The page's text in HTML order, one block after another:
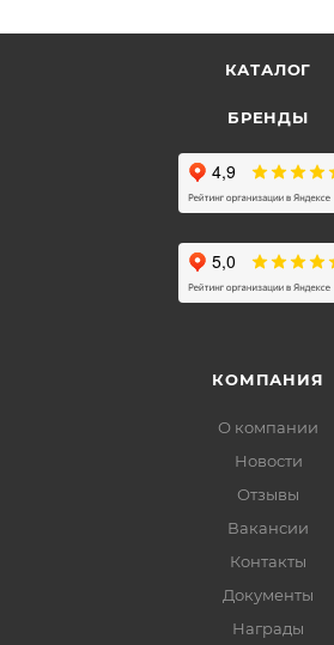
КАТАЛОГ
БРЕНДЫ
КОМПАНИЯ
О компании
Новости
Отзывы
Вакансии
Контакты
Документы
Награды